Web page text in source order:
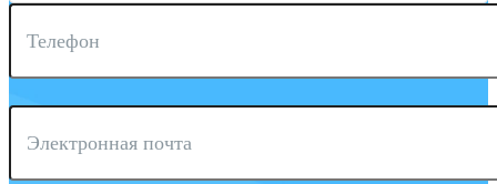
Телефон
Электронная почта